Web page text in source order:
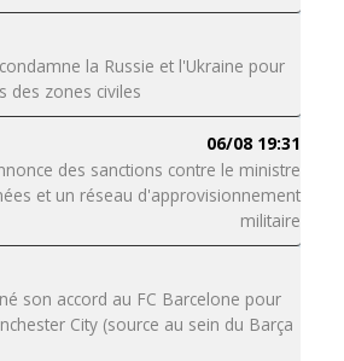
la Russie et l'Ukraine pour
des zones civiles
06/08 19:31
des sanctions contre le ministre
et un réseau d'approvisionnement
militaire
son accord au FC Barcelone pour
City (source au sein du Barça